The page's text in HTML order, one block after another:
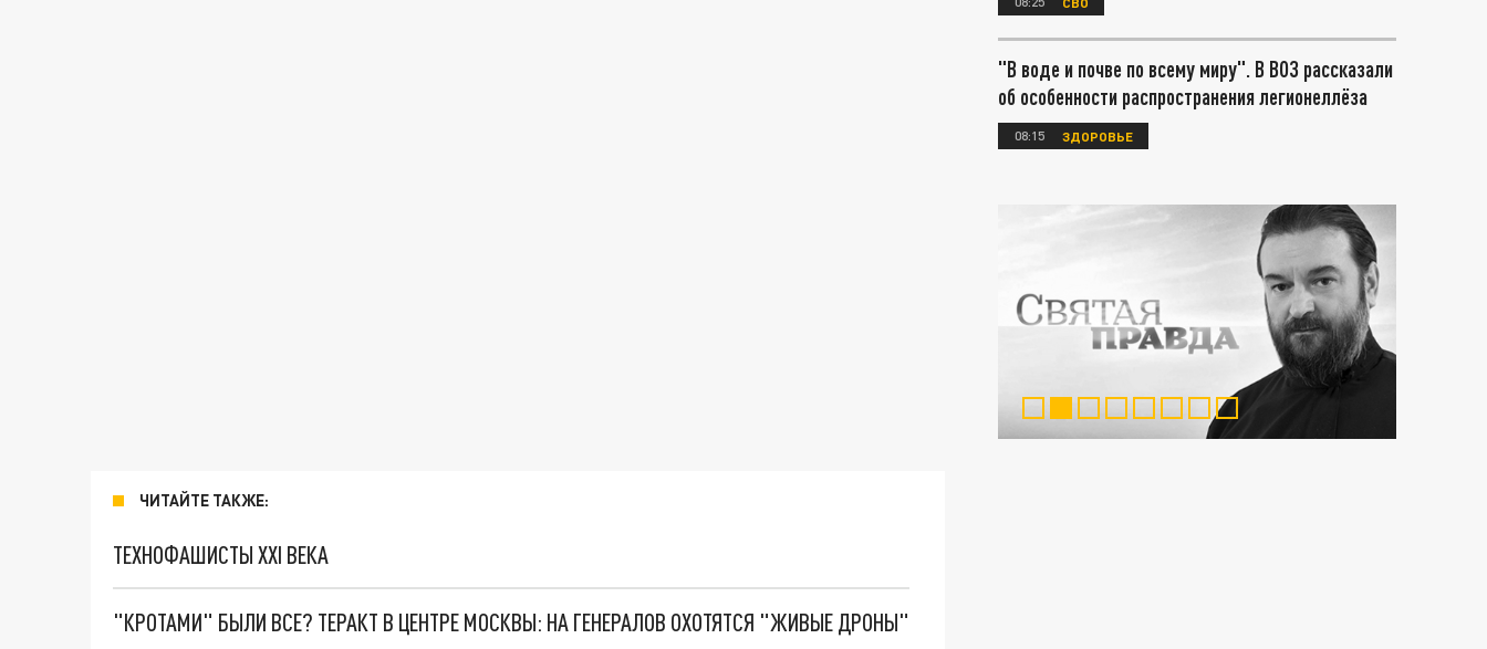
ЧИТАЙТЕ ТАКЖЕ:
ТЕХНОФАШИСТЫ XXI ВЕКА
"КРОТАМИ" БЫЛИ ВСЕ? ТЕРАКТ В ЦЕНТРЕ МОСКВЫ: НА ГЕНЕРАЛОВ ОХОТЯТСЯ "ЖИВЫЕ ДРОНЫ"
"В воде и почве по всему миру". В ВОЗ рассказали
об особенности распространения легионеллёза
08:15 ЗДОРОВЬЕ